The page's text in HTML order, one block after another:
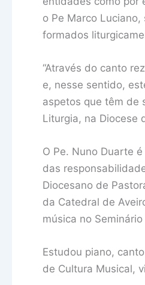
o Pe Marco
formados
“Através do canto
e, nesse sentido,
aspetos que têm de
Liturgia, na Diocese
O Pe. Nuno Duarte
das
Diocesano de
da Catedral de
música no
Estudou piano,
de Cultura Musical,